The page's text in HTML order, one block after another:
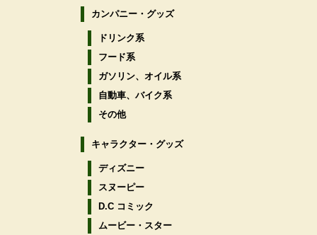
カンパニー・グッズ
ドリンク系
フード系
ガソリン、オイル系
自動車、バイク系
その他
キャラクター・グッズ
ディズニー
スヌーピー
D.C コミック
ムービー・スター